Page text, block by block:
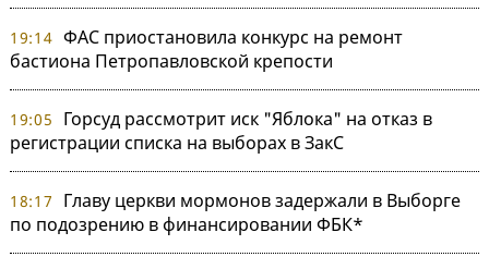
19:14 ФАС приостановила конкурс на ремонт
бастиона Петропавловской крепости
19:05
Горсуд рассмотрит иск "Яблока" на отказ в
регистрации списка на выборах в ЗакС
18:17
Главу церкви мормонов задержали в Выборге
по подозрению в финансировании ФБК*